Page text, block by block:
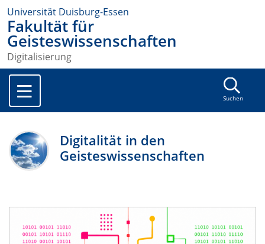
Universität Duisburg-Essen
Fakultät für
Geisteswissenschaften
Digitalisierung
Suchen
Digitalität in den
Geisteswissenschaften